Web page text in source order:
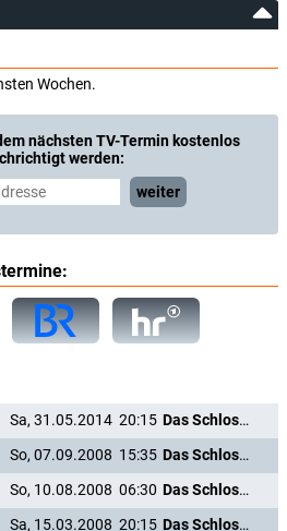
Wochen.
nächsten TV-Termin kostenlos
werden:
weiter
Sa, 31.05.2014 20:15
Das Schloss in Tirol
So, 07.09.2008 15:35
Das Schloss in Tirol
So, 10.08.2008 06:30
Das Schloss in Tirol
Sa, 15.03.2008 20:15 Das Schloss in Tirol